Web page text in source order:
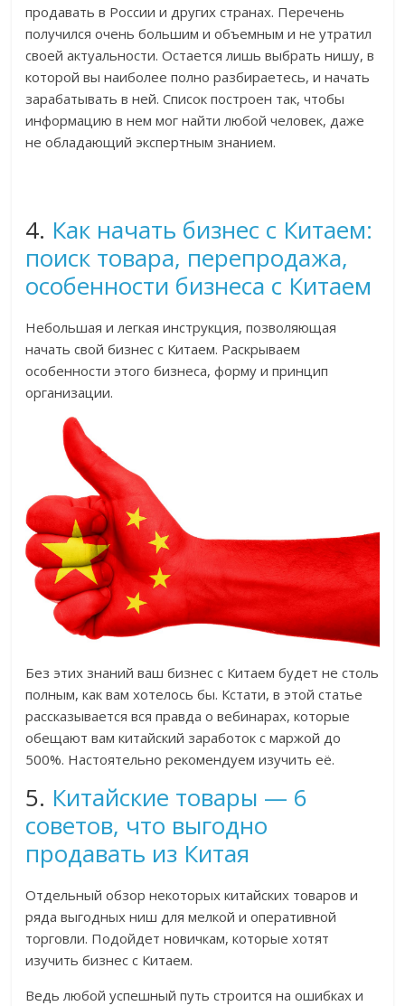
продавать в России и других странах. Перечень
получился очень большим и объемным и не утратил
своей актуальности. Остается лишь выбрать нишу, в
которой вы наиболее полно разбираетесь, и начать
зарабатывать в ней. Список построен так, чтобы
информацию в нем мог найти любой человек, даже
не обладающий экспертным знанием.
4. Как начать бизнес с Китаем:
поиск товара, перепродажа,
особенности бизнеса с Китаем
Небольшая и легкая инструкция, позволяющая
начать свой бизнес с Китаем. Раскрываем
особенности этого бизнеса, форму и принцип
организации.
Без этих знаний ваш бизнес с Китаем будет не столь
полным, как вам хотелось бы. Кстати, в этой статье
рассказывается вся правда о вебинарах, которые
обещают вам китайский заработок с маржой до
500%. Настоятельно рекомендуем изучить её.
5. Китайские товары — 6
советов, что выгодно
продавать из Китая
Отдельный обзор некоторых китайских товаров и
ряда выгодных ниш для мелкой и оперативной
торговли. Подойдет новичкам, которые хотят
изучить бизнес с Китаем.
Ведь любой успешный путь строится на ошибках и